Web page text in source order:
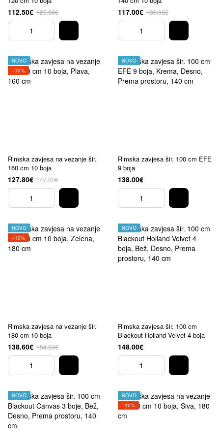
112.50€ 125.00€ 117.00€ 130.00€
NOVO
−10%
Rimska zavjesa na vezanje šir.
160 cm 10 boja
127.80€ 142.00€
NOVO
Rimska zavjesa šir. 100 cm EFE
9 boja
138.00€
NOVO
−10%
Rimska zavjesa na vezanje šir.
180 cm 10 boja
138.60€ 154.00€
NOVO
Rimska zavjesa šir. 100 cm
Blackout Holland Velvet 4 boja
148.00€
NOVO
NOVO
−10%